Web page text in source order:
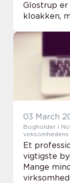
Glostrup er
kloakken,
utryghed
03 March
Bogholder i
Et
vigtigste
Mange